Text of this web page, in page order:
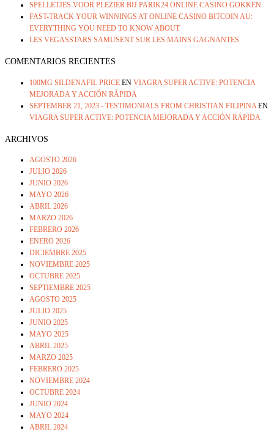
SPELLETJES VOOR PLEZIER BIJ PARIK24 ONLINE CASINO GOKKEN
FAST-TRACK YOUR WINNINGS AT ONLINE CASINO BITCOIN AU:
EVERYTHING YOU NEED TO KNOW ABOUT
LES VEGASSTARS SAMUSENT SUR LES MAINS GAGNANTES
COMENTARIOS RECIENTES
100MG SILDENAFIL PRICE EN VIAGRA SUPER ACTIVE: POTENCIA
MEJORADA Y ACCIÓN RÁPIDA
SEPTEMBER 21, 2023 - TESTIMONIALS FROM CHRISTIAN FILIPINA EN
VIAGRA SUPER ACTIVE: POTENCIA MEJORADA Y ACCIÓN RÁPIDA
ARCHIVOS
AGOSTO 2026
JULIO 2026
JUNIO 2026
MAYO 2026
ABRIL 2026
MARZO 2026
FEBRERO 2026
ENERO 2026
DICIEMBRE 2025
NOVIEMBRE 2025
OCTUBRE 2025
SEPTIEMBRE 2025
AGOSTO 2025
JULIO 2025
JUNIO 2025
MAYO 2025
ABRIL 2025
MARZO 2025
FEBRERO 2025
NOVIEMBRE 2024
OCTUBRE 2024
JUNIO 2024
MAYO 2024
ABRIL 2024